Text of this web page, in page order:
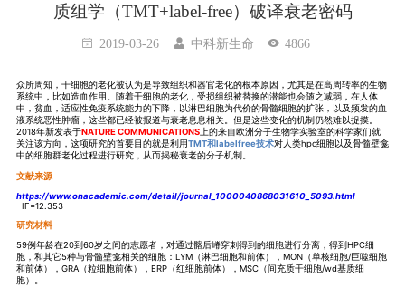
质组学（TMT+label-free）破译衰老密码
2019-03-26 中科新生命 4866
众所周知，干细胞的老化被认为是导致组织和器官老化的根本原因，尤其是在高周转率的生物
系统中，比如造血作用。随着干细胞的老化，受损组织被替换的潜能也会随之减弱，在人体
中，贫血，适应性免疫系统能力的下降，以淋巴细胞为代价的骨髓细胞的扩张，以及频发的血
液系统恶性肿瘤，这些都已经被报道与衰老息息相关。但是这些变化的机制仍然难以捉摸。
2018年新发表于NATURE COMMUNICATIONS上的来自欧洲分子生物学实验室的科学家们就
关注该方向，这项研究的首要目的就是利用TMT和labelfree技术对人类hpc细胞以及骨髓壁龛
中的细胞群老化过程进行研究，从而揭秘衰老的分子机制。
文献来源
https://www.onacademic.com/detail/journal_1000040868031610_5093.html
IF=12.353
研究材料
59例年龄在20到60岁之间的志愿者，对通过髂后嵴穿刺得到的细胞进行分离，得到HPC细
胞，和其它5种与骨髓壁龛相关的细胞：LYM（淋巴细胞和前体），MON（单核细胞/巨噬细胞
和前体），GRA（粒细胞前体），ERP（红细胞前体），MSC（间充质干细胞/wd基质细
胞）。